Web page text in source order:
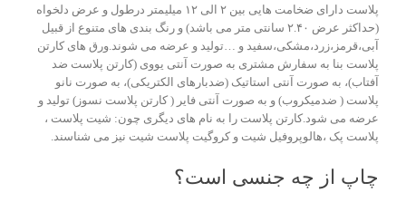
پلاست دارای ضخامت هایی بین ۲ الی ۱۲ میلیمتر درطول و عرض دلخواه
(حداکثر عرض ۲.۴۰ سانتی متر می باشد) و رنگ بندی های متنوع از قبیل
آبی،قرمز،زرد،مشکی،سفید و …تولید و عرضه می شوند.ورق های کارتن
پلاست بنا به سفارش مشتری به صورت آنتی یووی (کارتن پلاست ضد
آفتاب)، به صورت آنتی استاتیک (ضدبارهای الکتریکی)، به صورت نانو
پلاست ( ضدمیکروب) و به صورت آنتی فایر ( کارتن پلاست نسوز) تولید و
عرضه می شود.کارتن پلاست را به نام های دیگری چون: شیت پلاست ،
پلاست پک ،هالوپروفیل شیت و کروگیت پلاست شیت نیز می شناسند.
چاپ از چه جنسی است؟